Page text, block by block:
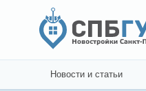
Новости и статьи